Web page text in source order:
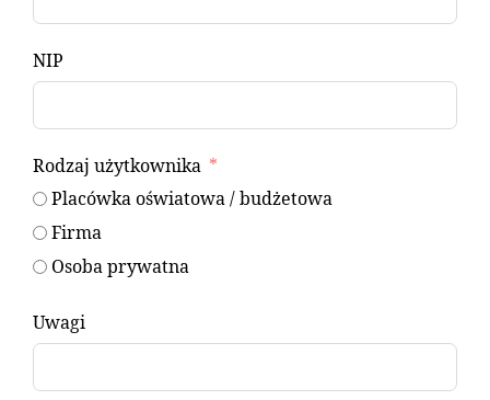
NIP
Rodzaj użytkownika
Placówka oświatowa / budżetowa
Firma
Osoba prywatna
Uwagi